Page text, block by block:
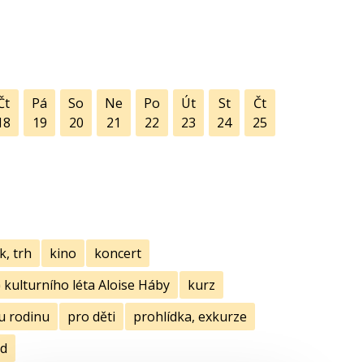
Pá
19
So
20
Ne
21
Po
22
Út
23
St
24
Čt
25
trh kino
koncert
kulturního léta Aloise Háby
kurz
rodinu pro děti
prohlídka, exkurze